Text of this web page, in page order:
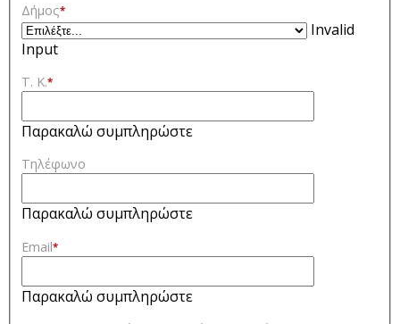
Δήμος*
Invalid
Input
Τ. Κ.*
Παρακαλώ συμπληρώστε
Τηλέφωνο
Παρακαλώ συμπληρώστε
Email*
Παρακαλώ συμπληρώστε